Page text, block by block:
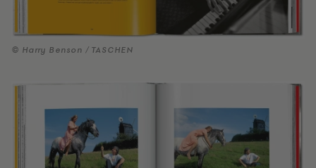
© Harry Benson / TASCHEN